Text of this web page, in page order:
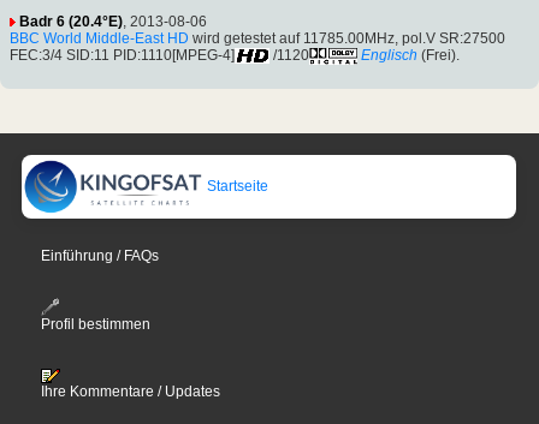
Badr 6 (20.4°E) , 2013-08-06
BBC World Middle-East HD wird getestet auf 11785.00MHz, pol.V SR:27500
FEC:3/4 SID:11 PID:1110[MPEG-4]
/1120 Englisch (Frei).
Startseite
Einführung / FAQs
Profil bestimmen
Ihre Kommentare / Updates